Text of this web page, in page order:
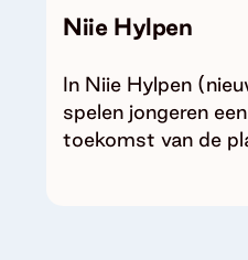
Niie Hylpen
In Niie Hylpen
spelen jongeren
toekomst van de